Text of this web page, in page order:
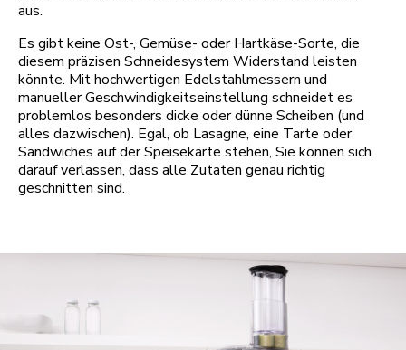
aus.
Es gibt keine Ost-, Gemüse- oder Hartkäse-Sorte, die
diesem präzisen Schneidesystem Widerstand leisten
könnte. Mit hochwertigen Edelstahlmessern und
manueller Geschwindigkeitseinstellung schneidet es
problemlos besonders dicke oder dünne Scheiben (und
alles dazwischen). Egal, ob Lasagne, eine Tarte oder
Sandwiches auf der Speisekarte stehen, Sie können sich
darauf verlassen, dass alle Zutaten genau richtig
geschnitten sind.